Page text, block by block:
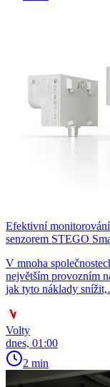
Efektivní
senzorem STEGO
V mnoha
největším provozním
jak tyto náklady
Volty
dnes, 01:00
2 min